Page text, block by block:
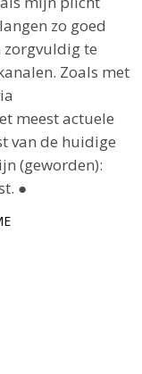
zo goed
zorgvuldig te
Zoals met
meest actuele
van de huidige
(geworden):
●